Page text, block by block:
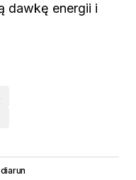
dawkę energii i